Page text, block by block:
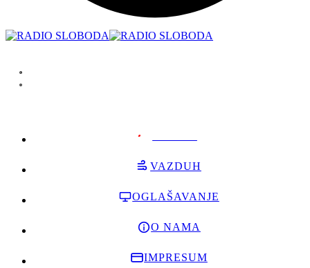
VAZDUH
OGLAŠAVANJE
O NAMA
IMPRESUM